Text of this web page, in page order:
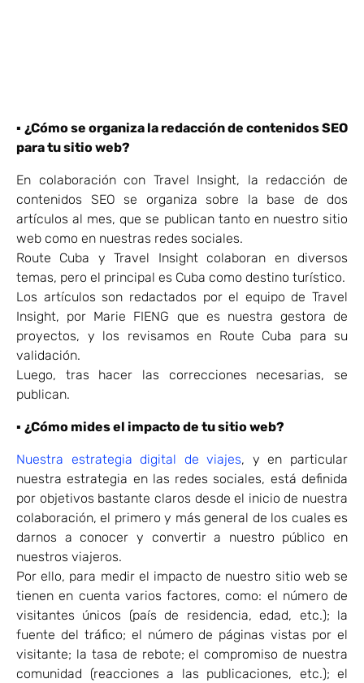
▪ ¿Cómo se organiza la redacción de contenidos SEO
para tu sitio web?
En colaboración con Travel Insight, la redacción de
contenidos SEO se organiza sobre la base de dos
artículos al mes, que se publican tanto en nuestro sitio
web como en nuestras redes sociales.
Route Cuba y Travel Insight colaboran en diversos
temas, pero el principal es Cuba como destino turístico.
Los artículos son redactados por el equipo de Travel
Insight, por Marie FIENG que es nuestra gestora de
proyectos, y los revisamos en Route Cuba para su
validación.
Luego, tras hacer las correcciones necesarias, se
publican.
▪ ¿Cómo mides el impacto de tu sitio web?
Nuestra estrategia digital de viajes, y en particular
nuestra estrategia en las redes sociales, está definida
por objetivos bastante claros desde el inicio de nuestra
colaboración, el primero y más general de los cuales es
darnos a conocer y convertir a nuestro público en
nuestros viajeros.
Por ello, para medir el impacto de nuestro sitio web se
tienen en cuenta varios factores, como: el número de
visitantes únicos (país de residencia, edad, etc.); la
fuente del tráfico; el número de páginas vistas por el
visitante; la tasa de rebote; el compromiso de nuestra
comunidad (reacciones a las publicaciones, etc.); el